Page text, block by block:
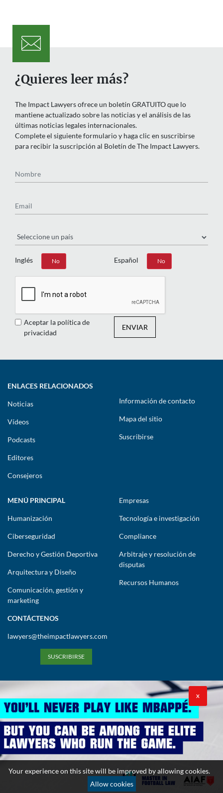
¿Quieres leer más?
The Impact Lawyers ofrece un boletín GRATUITO que lo
mantiene actualizado sobre las noticias y el análisis de las
últimas noticias legales internacionales.
Complete el siguiente formulario y haga clic en suscribirse
para recibir la suscripción al Boletín de The Impact Lawyers.
Inglés
Sí No Español
Sí No
Aceptar la política de
privacidad
ENVIAR
ENLACES RELACIONADOS
Noticias
Vídeos
Podcasts
Editores
Consejeros
Información de contacto
Mapa del sitio
Suscribirse
MENÚ PRINCIPAL
Humanización
Ciberseguridad
Derecho y Gestión Deportiva
Arquitectura y Diseño
Comunicación, gestión y
marketing
Empresas
Tecnología e investigación
Compliance
Arbitraje y resolución de
disputas
Recursos Humanos
CONTÁCTENOS
lawyers@theimpactlawyers.com
SUSCRIBIRSE
Política de privacidad Política de cookies
Términos y condiciones
Copyright 2026. Powered by Impact Lawyers
X
Your experience on this site will be improved by allowing cookies.
Allow cookies